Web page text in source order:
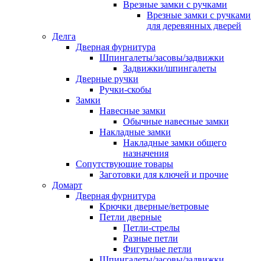
Врезные замки с ручками
Врезные замки с ручками
для деревянных дверей
Делга
Дверная фурнитура
Шпингалеты/засовы/задвижки
Задвижки/шпингалеты
Дверные ручки
Ручки-скобы
Замки
Навесные замки
Обычные навесные замки
Накладные замки
Накладные замки общего
назначения
Сопутствующие товары
Заготовки для ключей и прочие
Домарт
Дверная фурнитура
Крючки дверные/ветровые
Петли дверные
Петли-стрелы
Разные петли
Фигурные петли